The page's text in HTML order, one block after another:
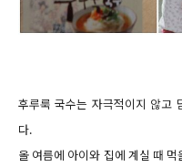
후루룩 국수는 자극적이지 않고
다.
올 여름에 아이와 집에 계실 때